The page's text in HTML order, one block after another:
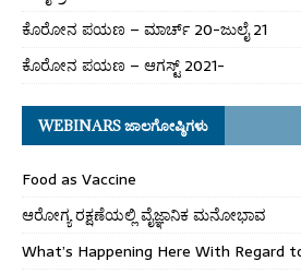
ಕೊರೋನ ಪಯಣ – ಮಾರ್ಚ್ 20-ಜುಲೈ 21
ಕೊರೋನ ಪಯಣ – ಆಗಸ್ಟ್ 2021-
WEBINARS ಜಾಲಗೋಷ್ಠಿಗಳು
Food as Vaccine
ಆರೋಗ್ಯ ರಕ್ಷಣೆಯಲ್ಲಿ ವೈಜ್ಞಾನಿಕ ಮನೋಭಾವ
What’s Happening Here With Regard